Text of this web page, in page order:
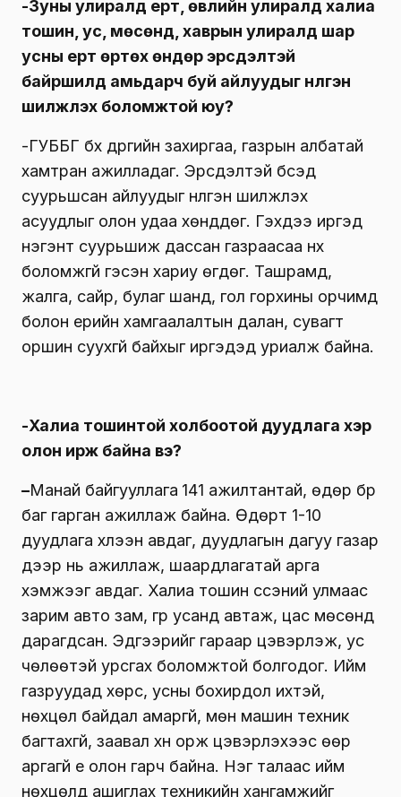
-Зуны улиралд үерт, өвлийн улиралд халиа
тошин, ус, мөсөнд, хаврын улиралд шар
усны үерт өртөх өндөр эрсдэлтэй
байршилд амьдарч буй айлуудыг нүүлгэн
шилжүүлэх боломжтой юу?
-ГУББГ бүх дүүргийн захиргаа, газрын албатай
хамтран ажилладаг. Эрсдэлтэй бүсэд
суурьшсан айлуудыг нүүлгэн шилжүүлэх
асуудлыг олон удаа хөнддөг. Гэхдээ иргэд
нэгэнт суурьшиж дассан газраасаа нүүх
боломжгүй гэсэн хариу өгдөг. Ташрамд,
жалга, сайр, булаг шанд, гол горхины орчимд
болон үерийн хамгаалалтын далан, сувагт
оршин суухгүй байхыг иргэдэд уриалж байна.
-Халиа тошинтой холбоотой дуудлага хэр
олон ирж байна вэ?
–Манай байгууллага 141 ажилтантай, өдөр бүр
баг гарган ажиллаж байна. Өдөрт 1-10
дуудлага хүлээн авдаг, дуудлагын дагуу газар
дээр нь ажиллаж, шаардлагатай арга
хэмжээг авдаг. Халиа тошин үүссэний улмаас
зарим авто зам, гүүр усанд автаж, цас мөсөнд
дарагдсан. Эдгээрийг гараар цэвэрлэж, ус
чөлөөтэй урсгах боломжтой болгодог. Ийм
газруудад хөрс, усны бохирдол ихтэй,
нөхцөл байдал амаргүй, мөн машин техник
багтахгүй, заавал хүн орж цэвэрлэхээс өөр
аргагүй үе олон гарч байна. Нэг талаас ийм
нөхцөлд ашиглах техникийн хангамжийг